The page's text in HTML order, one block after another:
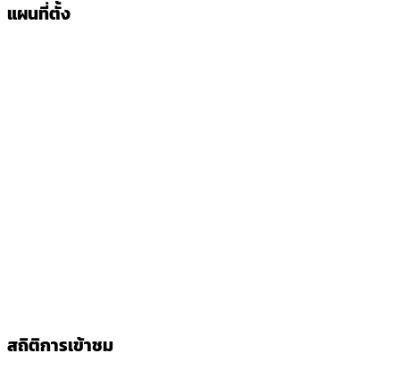
แผนที่ตั้ง
สถิติการเข้าชม